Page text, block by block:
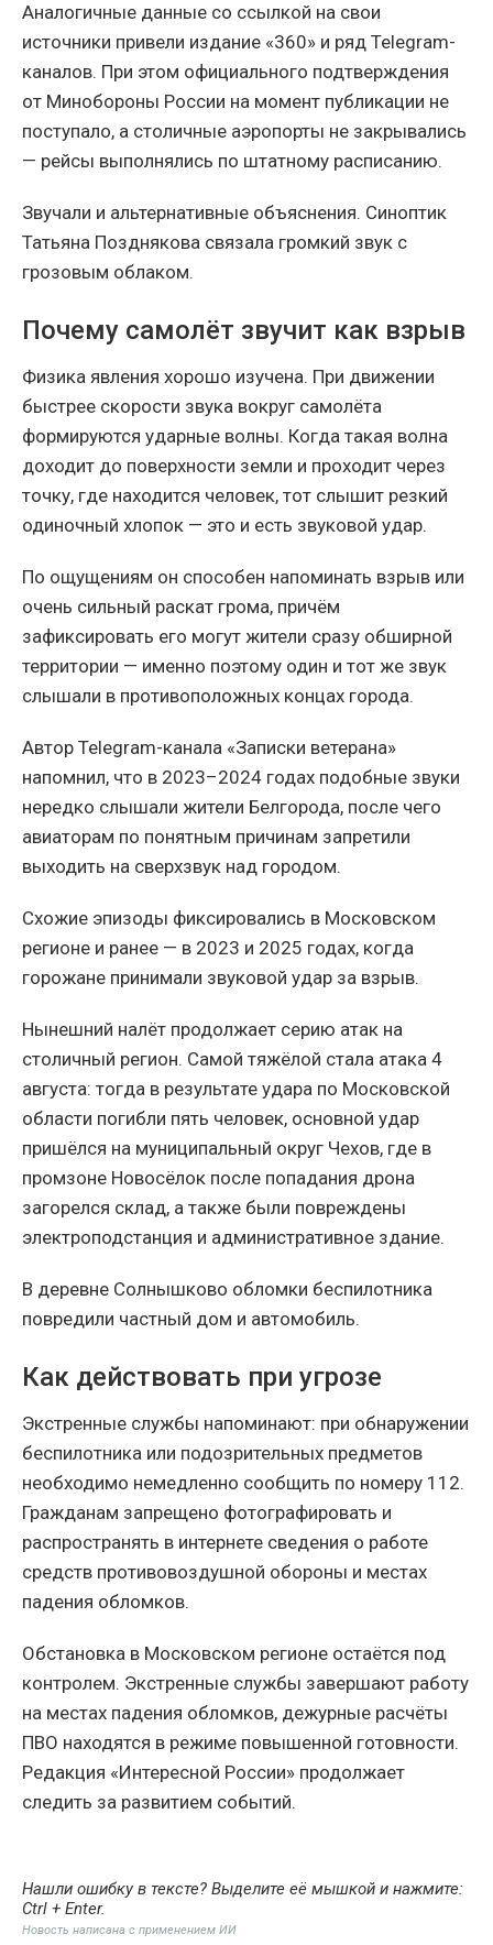
Аналогичные данные со ссылкой на свои
источники привели издание «360» и ряд Telegram-
каналов. При этом официального подтверждения
от Минобороны России на момент публикации не
поступало, а столичные аэропорты не закрывались
— рейсы выполнялись по штатному расписанию.
Звучали и альтернативные объяснения. Синоптик
Татьяна Позднякова связала громкий звук с
грозовым облаком.
Почему самолёт звучит как взрыв
Физика явления хорошо изучена. При движении
быстрее скорости звука вокруг самолёта
формируются ударные волны. Когда такая волна
доходит до поверхности земли и проходит через
точку, где находится человек, тот слышит резкий
одиночный хлопок — это и есть звуковой удар.
По ощущениям он способен напоминать взрыв или
очень сильный раскат грома, причём
зафиксировать его могут жители сразу обширной
территории — именно поэтому один и тот же звук
слышали в противоположных концах города.
Автор Telegram-канала «Записки ветерана»
напомнил, что в 2023–2024 годах подобные звуки
нередко слышали жители Белгорода, после чего
авиаторам по понятным причинам запретили
выходить на сверхзвук над городом.
Схожие эпизоды фиксировались в Московском
регионе и ранее — в 2023 и 2025 годах, когда
горожане принимали звуковой удар за взрыв.
Нынешний налёт продолжает серию атак на
столичный регион. Самой тяжёлой стала атака 4
августа: тогда в результате удара по Московской
области погибли пять человек, основной удар
пришёлся на муниципальный округ Чехов, где в
промзоне Новосёлок после попадания дрона
загорелся склад, а также были повреждены
электроподстанция и административное здание.
В деревне Солнышково обломки беспилотника
повредили частный дом и автомобиль.
Как действовать при угрозе
Экстренные службы напоминают: при обнаружении
беспилотника или подозрительных предметов
необходимо немедленно сообщить по номеру 112.
Гражданам запрещено фотографировать и
распространять в интернете сведения о работе
средств противовоздушной обороны и местах
падения обломков.
Обстановка в Московском регионе остаётся под
контролем. Экстренные службы завершают работу
на местах падения обломков, дежурные расчёты
ПВО находятся в режиме повышенной готовности.
Редакция «Интересной России» продолжает
следить за развитием событий.
Нашли ошибку в тексте? Выделите её мышкой и нажмите:
Ctrl + Enter.
Новость написана с применением ИИ